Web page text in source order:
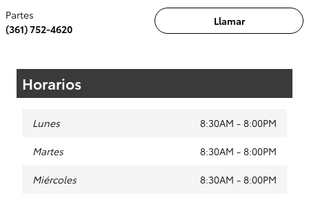
Llamar
Partes
(361) 752-4620
Horarios
Lunes 8:30AM - 8:00PM
Martes 8:30AM - 8:00PM
Miércoles 8:30AM - 8:00PM